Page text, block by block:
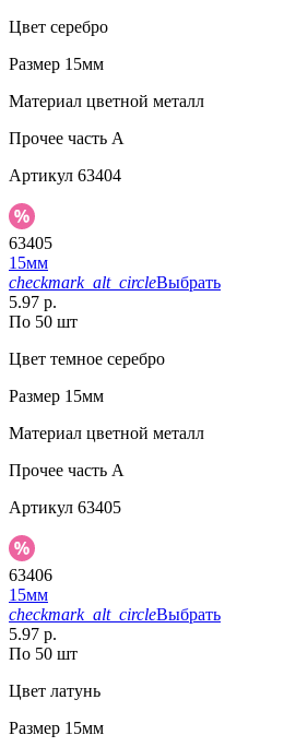
Цвет серебро
Размер 15мм
Материал цветной металл
Прочее часть A
Артикул 63404
63405
15мм
checkmark_alt_circleВыбрать
5.97 р.
По 50 шт
Цвет темное серебро
Размер 15мм
Материал цветной металл
Прочее часть A
Артикул 63405
63406
15мм
checkmark_alt_circleВыбрать
5.97 р.
По 50 шт
Цвет латунь
Размер 15мм